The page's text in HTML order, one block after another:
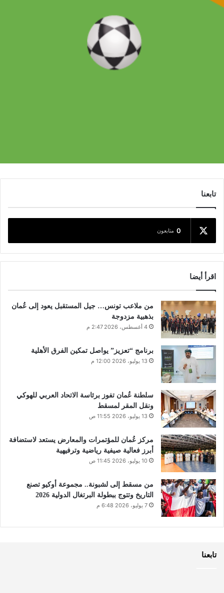
تابعنا
0 متابعون
اقرأ أيضا
من ملاعب تونس… جيل المستقبل يعود إلى عُمان
بذهبية مزدوجة
4 أغسطس، 2026 2:47 م
برنامج “تعزيز” يواصل تمكين الفرق الأهلية
13 يوليو، 2026 12:00 م
سلطنة عُمان تفوز برئاسة الاتحاد العربي للهوكي
ونقل المقر لمسقط
13 يوليو، 2026 11:55 ص
مركز عُمان للمؤتمرات والمعارض يستعد لاستضافة
أبرز فعالية صيفية رياضية وترفيهية
10 يوليو، 2026 11:45 ص
من مسقط إلى لشبونة.. مجموعة أوكيو تصنع
التاريخ وتتوج ببطولة البرتغال الدولية 2026
7 يوليو، 2026 6:48 م
تابعنا